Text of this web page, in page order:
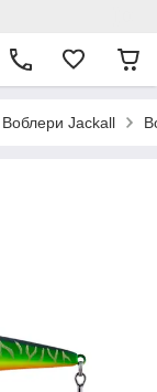
Воблери Jackall